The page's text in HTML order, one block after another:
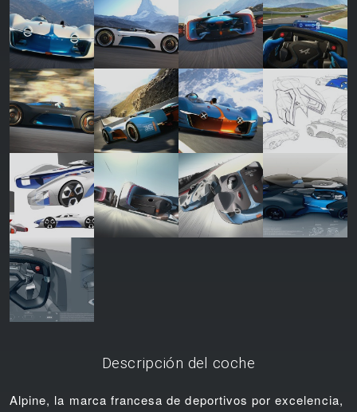
Descripción del coche
Alpine, la marca francesa de deportivos por excelencia,